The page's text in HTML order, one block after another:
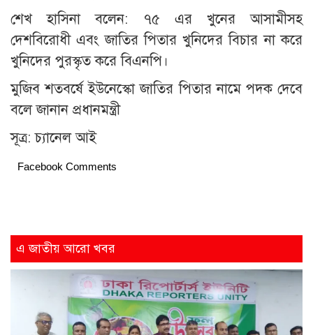
শেখ হাসিনা বলেন: ৭৫ এর খুনের আসামীসহ
দেশবিরোধী এবং জাতির পিতার খুনিদের বিচার না করে
খুনিদের পুরস্কৃত করে বিএনপি।
মুজিব শতবর্ষে ইউনেস্কো জাতির পিতার নামে পদক দেবে
বলে জানান প্রধানমন্ত্রী
সূত্র: চ্যানেল আই
Facebook Comments
এ জাতীয় আরো খবর